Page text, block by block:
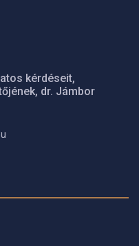
kérdéseit,
dr. Jámbor